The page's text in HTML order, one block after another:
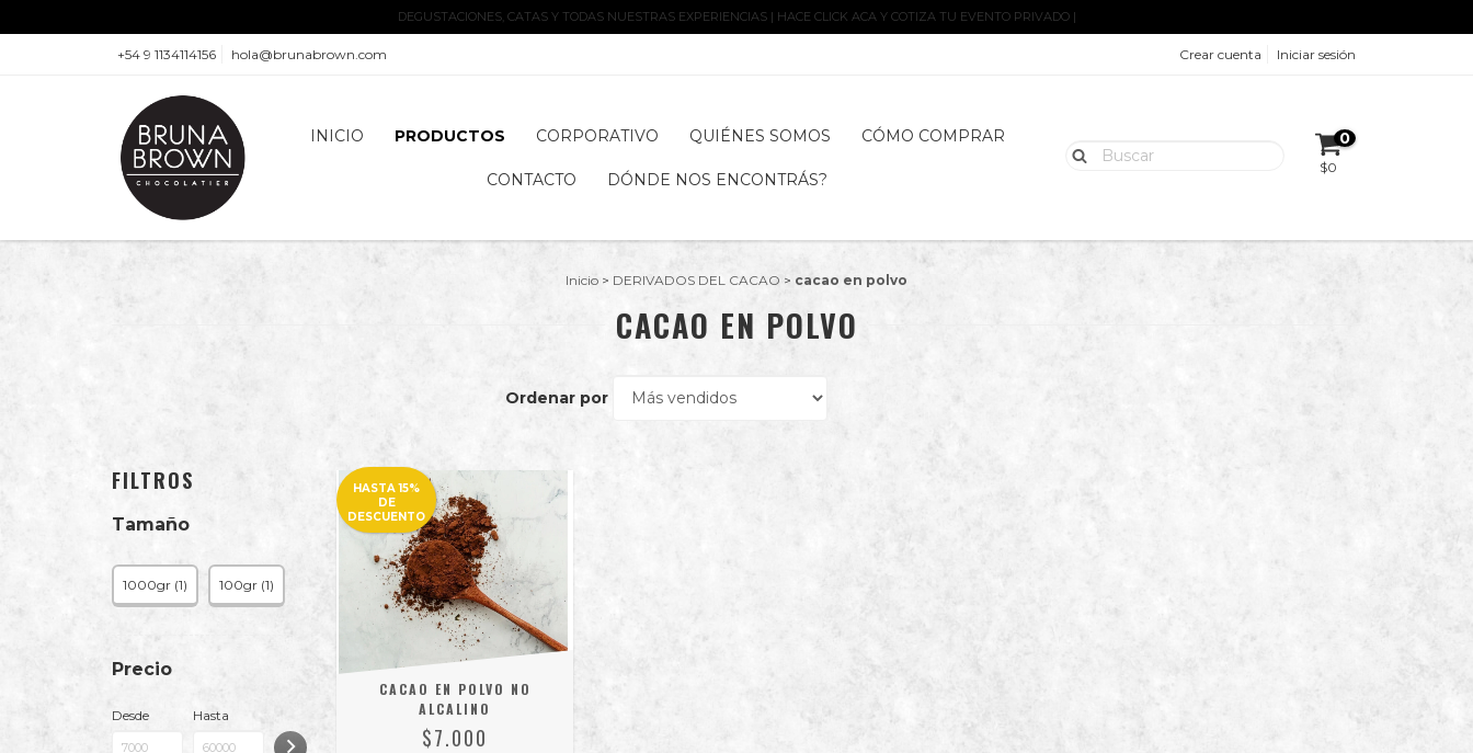
DEGUSTACIONES, CATAS Y TODAS NUESTRAS EXPERIENCIAS | HACE CLICK ACA Y COTIZA TU EVENTO PRIVADO |
+54 9 1134114156 hola@brunabrown.com Crear cuenta Iniciar sesión
INICIO PRODUCTOS CORPORATIVO QUIÉNES SOMOS CÓMO COMPRAR
CONTACTO DÓNDE NOS ENCONTRÁS?
0
$0
Inicio > DERIVADOS DEL CACAO > cacao en polvo
CACAO EN POLVO
Ordenar por
FILTROS
Tamaño
1000gr (1) 100gr (1)
Precio
Desde Hasta
HASTA 15%
DE
DESCUENTO
CACAO EN POLVO NO
ALCALINO
$7.000